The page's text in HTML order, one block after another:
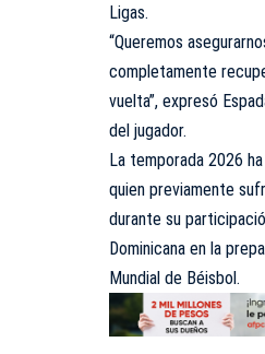
Ligas.
“Queremos
completamente
vuelta”, expresó
del jugador.
La temporada 2026
quien previamente
durante su
Dominicana en la
Mundial de Béisbol.